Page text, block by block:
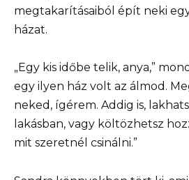
megtakarításaiból épít neki
házat.
„Egy kis időbe telik, anya,”
egy ilyen ház volt az álmod.
neked, ígérem. Addig is,
lakásban, vagy költözhetsz
mit szeretnél csinálni.”